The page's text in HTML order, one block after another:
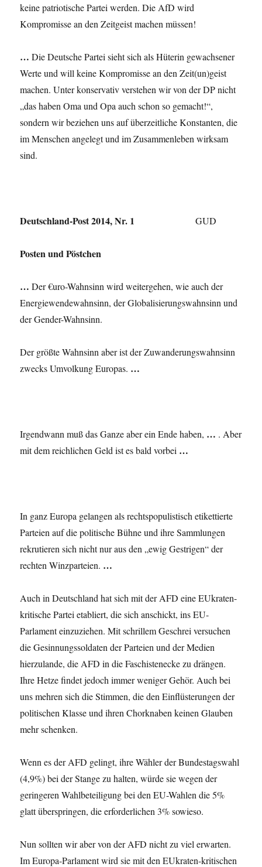
keine patriotische Partei werden. Die AfD wird
Kompromisse an den Zeitgeist machen müssen!
…Die Deutsche Partei sieht sich als Hüterin gewachsener
Werte und will keine Kompromisse an den Zeit(un)geist
machen. Unter konservativ verstehen wir von der DP nicht
„das haben Oma und Opa auch schon so gemacht!“,
sondern wir beziehen uns auf überzeitliche Konstanten, die
im Menschen angelegt und im Zusammenleben wirksam
sind.
Deutschland-Post 2014, Nr. 1GUD
Posten und Pöstchen
… Der €uro-Wahnsinn wird weitergehen, wie auch der
Energiewendewahnsinn, der Globalisierungswahnsinn und
der Gender-Wahnsinn.
Der größte Wahnsinn aber ist der Zuwanderungs­wahnsinn
zwecks Umvolkung Europas. …
Irgendwann muß das Ganze aber ein Ende haben, … . Aber
mit dem reichlichen Geld ist es bald vorbei …
In ganz Europa gelangen als rechtspopulistisch etikettierte
Parteien auf die politische Bühne und ihre Sammlungen
rekrutieren sich nicht nur aus den „ewig Gestrigen“ der
rechten Winzparteien. …
Auch in Deutschland hat sich mit der AFD eine EUkraten-
kritische Partei etabliert, die sich anschickt, ins EU-
Parlament einzuziehen. Mit schrillem Geschrei versuchen
die Gesinnungssoldaten der Parteien und der Medien
hierzulande, die AFD in die Faschistenecke zu drängen.
Ihre Hetze findet jedoch immer weniger Gehör. Auch bei
uns mehren sich die Stimmen, die den Einflüsterungen der
politischen Klasse und ihren Chorknaben keinen Glauben
mehr schenken.
Wenn es der AFD gelingt, ihre Wähler der Bundestags­wahl
(4,9%) bei der Stange zu halten, würde sie wegen der
geringeren Wahlbeteiligung bei den EU-Wahlen die 5%
glatt überspringen, die erforderlichen 3% sowieso.
Nun sollten wir aber von der AFD nicht zu viel erwarten.
Im Europa-Parlament wird sie mit den EUkraten-kritischen